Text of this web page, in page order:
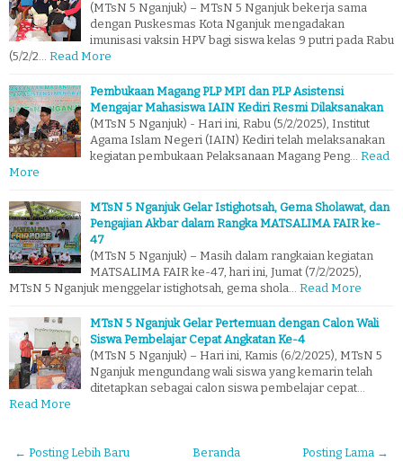
(MTsN 5 Nganjuk) – MTsN 5 Nganjuk bekerja sama
dengan Puskesmas Kota Nganjuk mengadakan
imunisasi vaksin HPV bagi siswa kelas 9 putri pada Rabu
(5/2/2… Read More
Pembukaan Magang PLP MPI dan PLP Asistensi
Mengajar Mahasiswa IAIN Kediri Resmi Dilaksanakan
(MTsN 5 Nganjuk) - Hari ini, Rabu (5/2/2025), Institut
Agama Islam Negeri (IAIN) Kediri telah melaksanakan
kegiatan pembukaan Pelaksanaan Magang Peng… Read
More
MTsN 5 Nganjuk Gelar Istighotsah, Gema Sholawat, dan
Pengajian Akbar dalam Rangka MATSALIMA FAIR ke-
47
(MTsN 5 Nganjuk) – Masih dalam rangkaian kegiatan
MATSALIMA FAIR ke-47, hari ini, Jumat (7/2/2025),
MTsN 5 Nganjuk menggelar istighotsah, gema shola… Read More
MTsN 5 Nganjuk Gelar Pertemuan dengan Calon Wali
Siswa Pembelajar Cepat Angkatan Ke-4
(MTsN 5 Nganjuk) – Hari ini, Kamis (6/2/2025), MTsN 5
Nganjuk mengundang wali siswa yang kemarin telah
ditetapkan sebagai calon siswa pembelajar cepat…
Read More
← Posting Lebih Baru Posting Lama →
Beranda